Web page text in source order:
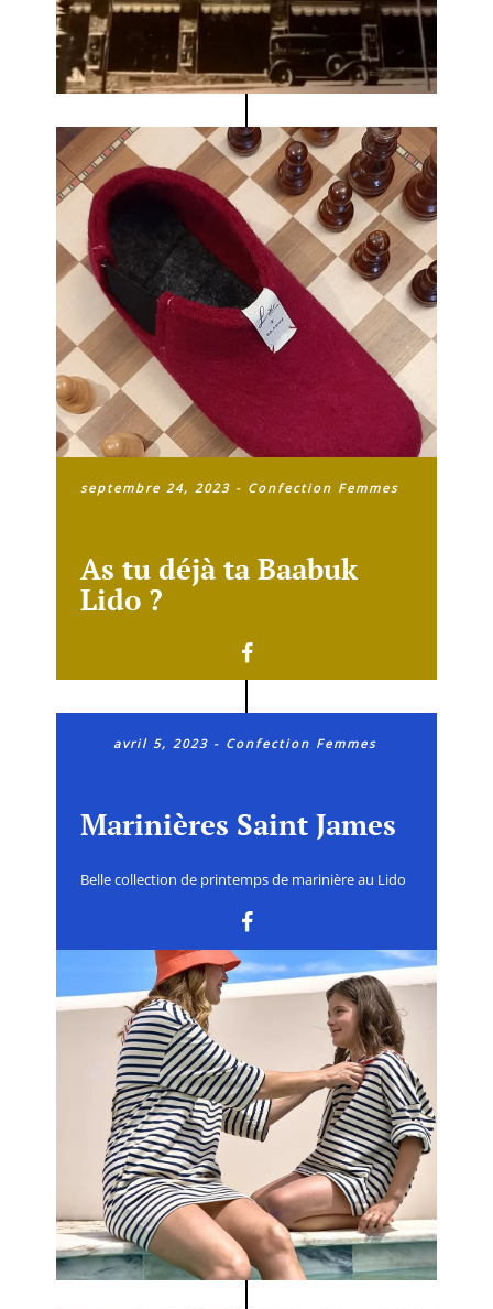
septembre 24, 2023 - Confection Femmes
As tu déjà ta Baabuk
Lido ?
avril 5, 2023- Confection Femmes
Marinières Saint James
Belle collection de printemps de marinière au Lido